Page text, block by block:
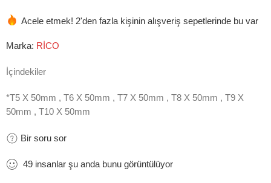
Acele etmek! 2'den fazla kişinin alışveriş sepetlerinde bu var
Marka: RİCO
İçindekiler
*T5 X 50mm , T6 X 50mm , T7 X 50mm , T8 X 50mm , T9 X
50mm , T10 X 50mm
Bir soru sor
49 insanlar şu anda bunu görüntülüyor